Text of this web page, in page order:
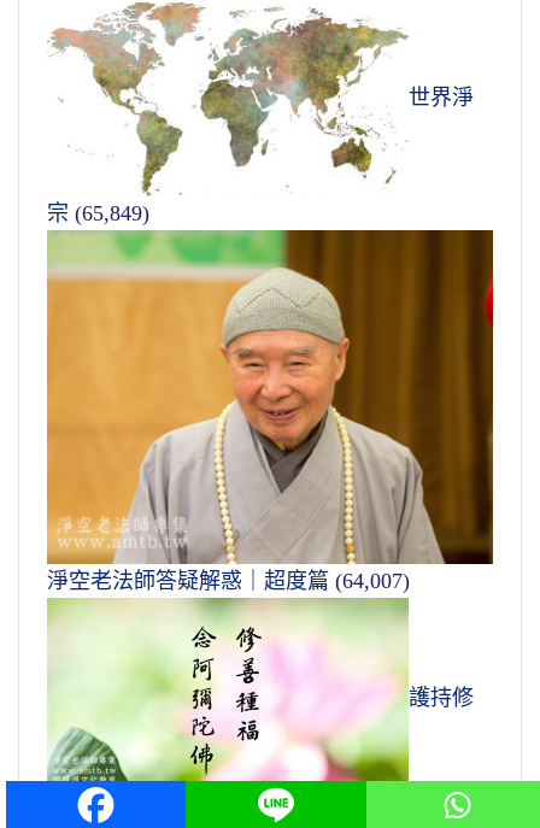
世界淨
宗 (65,849)
淨空老法師答疑解惑｜超度篇 (64,007)
護持修
(58,385)